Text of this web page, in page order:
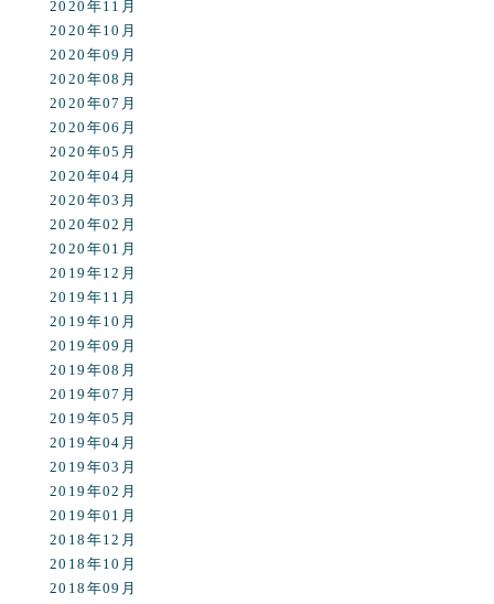
2020年11月
2020年10月
2020年09月
2020年08月
2020年07月
2020年06月
2020年05月
2020年04月
2020年03月
2020年02月
2020年01月
2019年12月
2019年11月
2019年10月
2019年09月
2019年08月
2019年07月
2019年05月
2019年04月
2019年03月
2019年02月
2019年01月
2018年12月
2018年10月
2018年09月